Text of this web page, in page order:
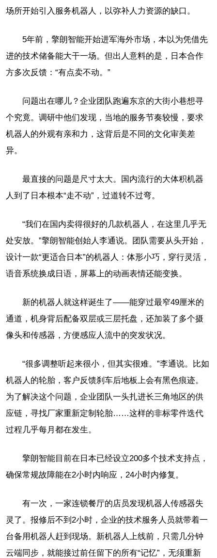
场所开始引入服务机器人，以弥补人力资源的缺口。
5年前，擎朗智能开始进军海外市场，本以为凭借先
进的技术储备能大干一场。但出人意料的是，日本合作
方多次反馈：“有点卖不动。”
问题出在哪儿？企业团队跑遍东京的大街小巷想寻
个究竟。调研中他们发现，当地的服务节奏较慢，要求
机器人的外观有亲和力，这背后是不同的文化审美差
异。
最直接的问题是尺寸太大。国内流行的大体积机器
人到了日本根本“走不动”，过道转不过弯。
“我们在国内卖得很好的几款机器人，在这里几乎无
处安放。”擎朗智能创始人李通说。团队需要从头开始，
设计一款“更适合日本”的机器人：体形小巧，穿行灵活，
语音系统换成日语，屏幕上的动画表情还能变换。
新的机器人就这样诞生了——能穿过最窄49厘米的
通道，机身背后配备双层或三层托盘，还加装了多个摄
像头和传感器，方便感应人流中的突发状况。
“很多调整听起来很小，但其实很难。”李通说。比如
机器人的轮胎，客户反馈刹车后地板上会有黑色痕迹。
为了解决这个问题，企业团队一头扎进长三角地区的供
应链，寻找厂家重新定制轮胎……这样的非标零件迭代
过程几乎每月都在发生。
擎朗智能目前在日本已经设立200多个技术支持点，
确保常规故障能在2小时内响应，24小时内修复。
有一次，一家连锁餐厅的店员发现机器人传感器失
灵了。报修后不到2小时，企业的技术服务人员就带着一
台备用机器人赶到现场。新机器人上线前，只需几分钟
云端同步，就能接过前任留下的所有“记忆”，无须重新